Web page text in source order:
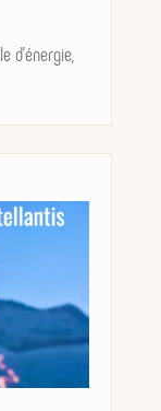
d'énergie,